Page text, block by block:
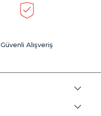
Güvenli Alışveriş